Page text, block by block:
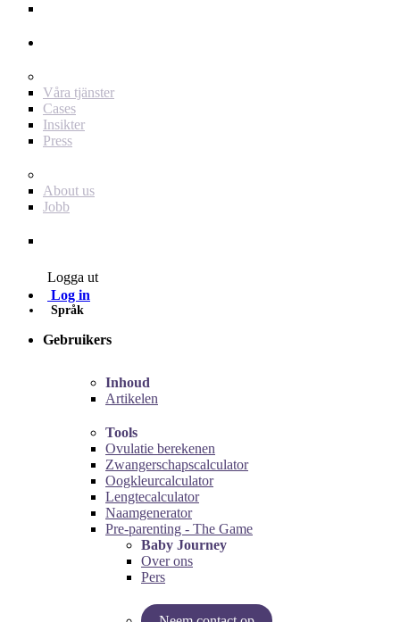
Våra tjänster
Cases
Insikter
Press
About us
Jobb
Logga ut
Log in
Språk
Gebruikers
Inhoud
Artikelen
Tools
Ovulatie berekenen
Zwangerschapscalculator
Oogkleurcalculator
Lengtecalculator
Naamgenerator
Pre-parenting - The Game
Baby Journey
Over ons
Pers